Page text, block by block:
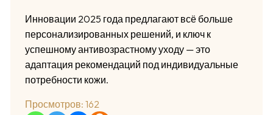
Инновации 2025 года предлагают всё больше
персонализированных решений, и ключ к
успешному антивозрастному уходу — это
адаптация рекомендаций под индивидуальные
потребности кожи.
Просмотров: 162